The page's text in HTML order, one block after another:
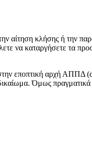
αίτηση κλήσης ή την
να καταργήσετε τα
στην εποπτική αρχή
Όμως